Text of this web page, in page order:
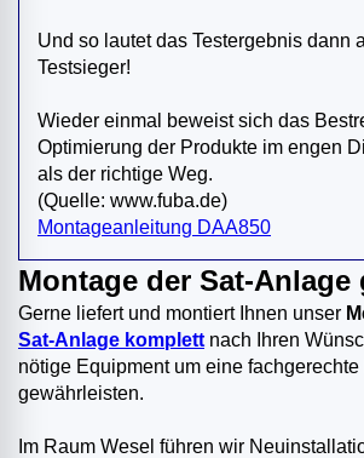
Und so lautet das Testergebnis dann
Testsieger!
Wieder einmal beweist sich das
Optimierung der Produkte im engen
als der richtige Weg.
(Quelle: www.fuba.de)
Montageanleitung DAA850
Montage der Sat-
Gerne liefert und montiert Ihnen unser
Sat-Anlage komplett nach Ihren
nötige Equipment um eine fachgerechte
gewährleisten.
Im Raum Wesel führen wir